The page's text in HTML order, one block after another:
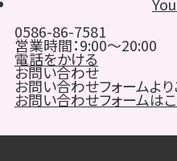
0586-86-7581
営業時間：9:00～20:00
電話をかける
お問い合わせ
お問い合わせフォームよ
お問い合わせフォームは